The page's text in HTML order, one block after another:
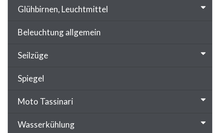
Glühbirnen, Leuchtmittel
Beleuchtung allgemein
Seilzüge
Spiegel
Moto Tassinari
Wasserkühlung